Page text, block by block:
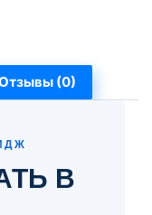
(0)
В